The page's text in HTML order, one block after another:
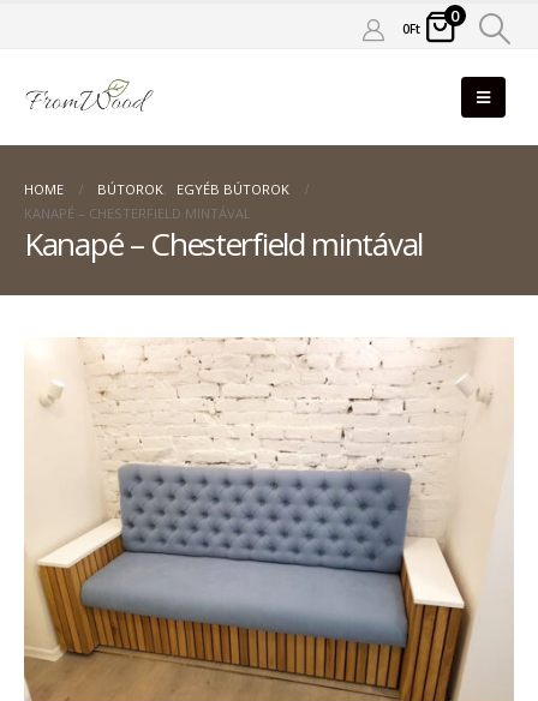
0Ft
0
HOME BÚTOROK,
EGYÉB BÚTOROK
KANAPÉ – CHESTERFIELD MINTÁVAL
Kanapé – Chesterfield mintával